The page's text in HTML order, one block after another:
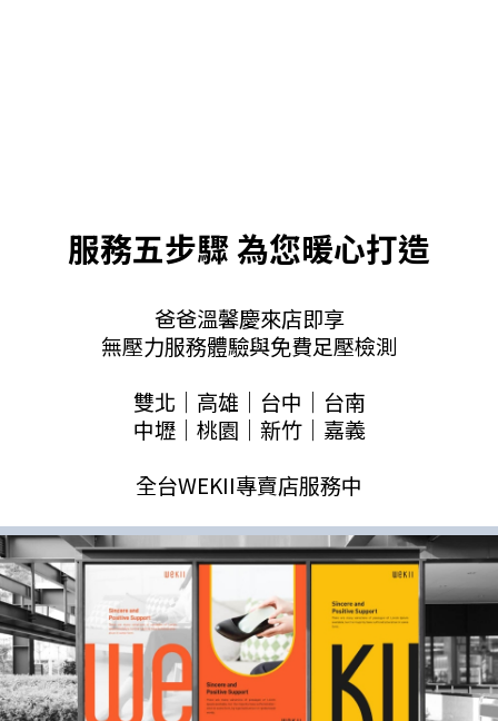
服務五步驟 為您暖心打造
爸爸溫馨慶來店即享
無壓力服務體驗與免費足壓檢測
雙北｜高雄｜台中｜台南
中壢｜桃園｜新竹｜嘉義
全台WEKII專賣店服務中